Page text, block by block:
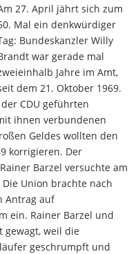
27. April jährt sich zum
Mal ein denkwürdiger
Bundeskanzler Willy
war gerade mal
Jahre im Amt,
dem 21. Oktober 1969.
CDU geführten
ihnen verbundenen
Geldes wollten den
korrigieren. Der
Barzel versuchte am
Union brachte nach
Antrag auf
ein. Rainer Barzel und
gewagt, weil die
geschrumpft und